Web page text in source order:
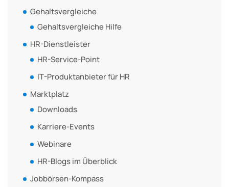
Gehaltsvergleiche
Gehaltsvergleiche Hilfe
HR-Dienstleister
HR-Service-Point
IT-Produktanbieter für HR
Marktplatz
Downloads
Karriere-Events
Webinare
HR-Blogs im Überblick
Jobbörsen-Kompass